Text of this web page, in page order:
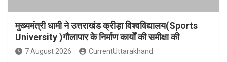
मुख्यमंत्री धामी ने उत्तराखंड क्रीड़ा विश्वविद्यालय(Sports
University )गौलापार के निर्माण कार्यों की समीक्षा की
7 August 2026 CurrentUttarakhand